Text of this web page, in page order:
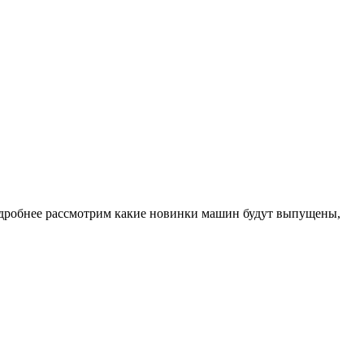
рассмотрим какие новинки машин будут выпущены,